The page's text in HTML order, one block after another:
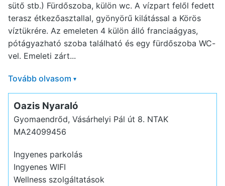
sütő stb.) Fürdőszoba, külön wc. A vízpart felől fedett
terasz étkezőasztallal, gyönyörű kilátással a Körös
víztükrére. Az emeleten 4 külön álló franciaágyas,
pótágyazható szoba található és egy fürdőszoba WC-
vel. Emeleti zárt...
Tovább olvasom ▾
Oazis Nyaraló
Gyomaendrőd, Vásárhelyi Pál út 8. NTAK
MA24099456
Ingyenes parkolás
Ingyenes WIFI
Wellness szolgáltatások